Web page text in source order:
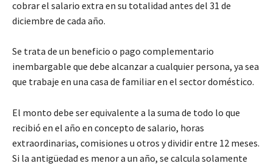
cobrar el salario extra en su totalidad antes del 31 de
diciembre de cada año.
Se trata de un beneficio o pago complementario
inembargable que debe alcanzar a cualquier persona, ya sea
que trabaje en una casa de familiar en el sector doméstico.
El monto debe ser equivalente a la suma de todo lo que
recibió en el año en concepto de salario, horas
extraordinarias, comisiones u otros y dividir entre 12 meses.
Si la antigüedad es menor a un año, se calcula solamente